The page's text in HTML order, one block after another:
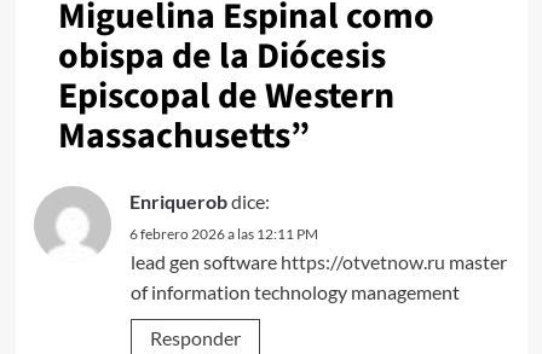
Miguelina Espinal como
obispa de la Diócesis
Episcopal de Western
Massachusetts”
Enriquerobdice:
6 febrero 2026 a las 12:11 PM
lead gen software https://otvetnow.ru master
of information technology management
Responder